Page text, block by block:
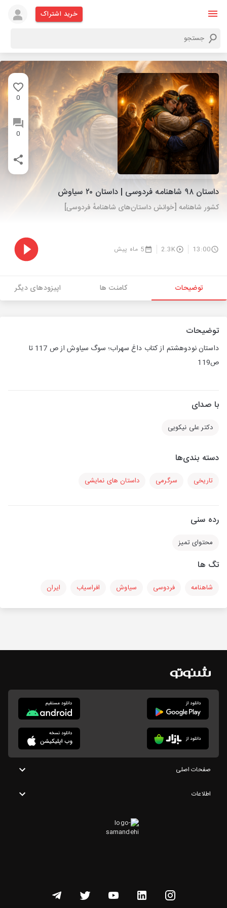
خرید اشتراک
0
0
داستان ۹۸ شاهنامه فردوسی | داستان ۲۰ سیاوش
کشور شاهنامه [خوانش داستان‌های شاهنامهٔ فردوسی]
13:00
2.3K 5 ماه پیش
توضیحات کامنت ها اپیزودهای دیگر
توضیحات
داستان نودوهشتم از کتاب داغ سهراب؛ سوگ سیاوش از ص 117 تا
ص119
با صدای
دکتر علی نیکویی
دسته بندی‌ها
تاریخی سرگرمی داستان های نمایشی
رده سنی
محتوای تمیز
تگ ها
شاهنامه فردوسی سیاوش افراسیاب ایران
صفحات اصلی
اطلاعات